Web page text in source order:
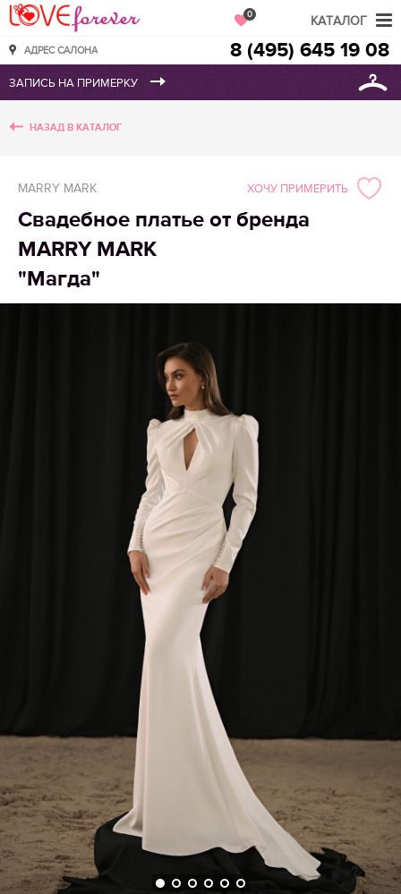
Love Forever
АДРЕС САЛОНА
0
8 (495) 645 19 08
НАЗАД В КАТАЛОГ
MARRY MARK
Свадебное платье от бренда
MARRY MARK
"Магда"
ХОЧУ ПРИМЕРИТЬ
КАТАЛОГ